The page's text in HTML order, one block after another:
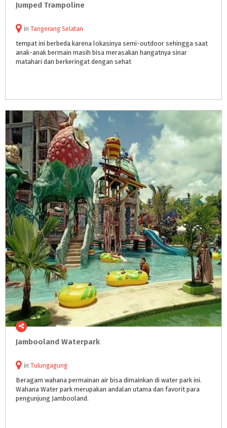
Jumped Trampoline
in Tangerang Selatan
tempat ini berbeda karena lokasinya semi-outdoor sehingga saat
anak-anak bermain masih bisa merasakan hangatnya sinar
matahari dan berkeringat dengan sehat
Jambooland Waterpark
in Tulungagung
Beragam wahana permainan air bisa dimainkan di water park ini.
Wahana Water park merupakan andalan utama dan favorit para
pengunjung Jambooland.